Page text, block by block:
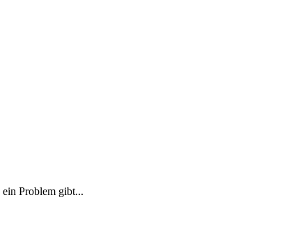
ein Problem gibt...